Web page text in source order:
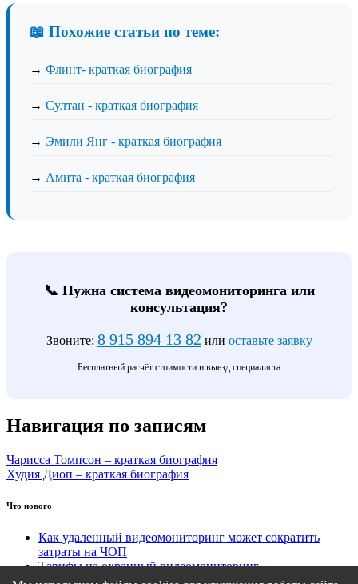
📖 Похожие статьи по теме:
→ Флинт- краткая биография
→ Султан - краткая биография
→ Эмили Янг - краткая биография
→ Амита - краткая биография
📞 Нужна система видеомониторинга или
консультация?
Звоните: 8 915 894 13 82 или оставьте заявку
Бесплатный расчёт стоимости и выезд специалиста
Навигация по записям
Чарисса Томпсон – краткая биография
Худия Диоп – краткая биография
Что нового
Как удаленный видеомониторинг может сократить
затраты на ЧОП
Тарифы на охранный видеомониторинг
Этапы подключения удаленного видеомониторинга